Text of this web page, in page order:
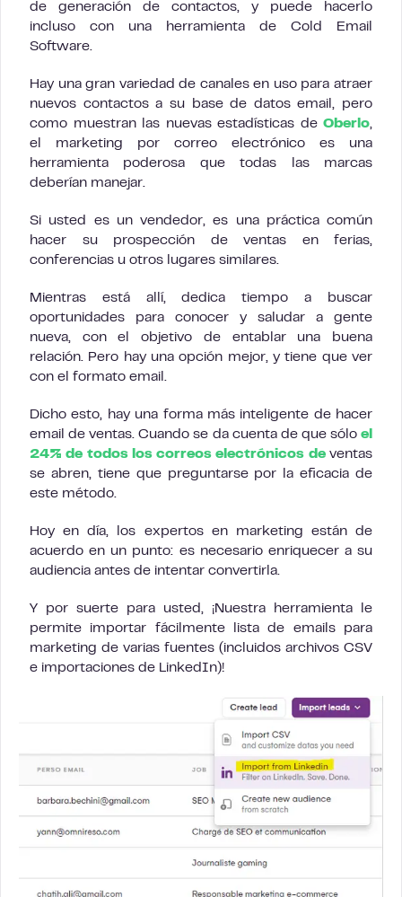
de generación de contactos, y puede hacerlo
incluso con una herramienta de Cold Email
Software.
Hay una gran variedad de canales en uso para atraer
nuevos contactos a su base de datos email, pero
como muestran las nuevas estadísticas de Oberlo,
el marketing por correo electrónico es una
herramienta poderosa que todas las marcas
deberían manejar.
Si usted es un vendedor, es una práctica común
hacer su prospección de ventas en ferias,
conferencias u otros lugares similares.
Mientras está allí, dedica tiempo a buscar
oportunidades para conocer y saludar a gente
nueva, con el objetivo de entablar una buena
relación. Pero hay una opción mejor, y tiene que ver
con el formato email.
Dicho esto, hay una forma más inteligente de hacer
email de ventas. Cuando se da cuenta de que sólo el
24% de todos los correos electrónicos deventas
se abren, tiene que preguntarse por la eficacia de
este método.
Hoy en día, los expertos en marketing están de
acuerdo en un punto: es necesario enriquecer a su
audiencia antes de intentar convertirla.
Y por suerte para usted, ¡Nuestra herramienta le
permite importar fácilmente lista de emails para
marketing de varias fuentes (incluidos archivos CSV
e importaciones de LinkedIn)!